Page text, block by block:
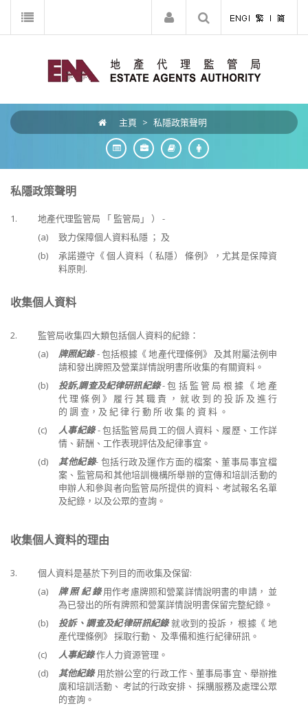
主頁 > 私隱政策聲明
私隱政策聲明
1.
地產代理監管局 「 監管局」 ） -
(a)
致力保障個人資料私隱 ； 及
(b)
承諾遵守《 個人資料（ 私隱） 條例》，尤其是保障資
料原則.
收集個人資料
2.
監管局收集四大類包括個人資料的紀錄：
(a)
牌照紀錄- 包括根據《 地產代理條例》 及其附屬法例申
請和發出牌照及營業詳情說明書所收集的有關資料。
(b)
投訴,調查及紀律研訊紀錄- 包 括 監 管 局 根 據 《 地 產
代 理 條 例 》 履 行 其 職 責 ， 就 收 到 的 投 訴 及 進 行
的 調 查，及 紀 律 行 動 所 收 集 的 資 料 。
(c)
人事紀錄- 包括監管局員工的個人資料、履歷、工作詳
情、薪酬、工作表現評估及紀律事宜。
(d)
其他紀錄- 包括行政及運作方面的檔案、董事局事宜檔
案、監管局和其他培訓機構所舉辦的宣傳和培訓活動的
申辦人和參與者向監管局所提供的資料、考試報名名單
及紀錄，以及公眾的查詢。
收集個人資料的理由
3.
個人資料是基於下列目的而收集及保留:
(a)
牌 照 紀 錄用作考慮牌照和營業詳情說明書的申請， 並
為已發出的所有牌照和營業詳情說明書保留完整紀錄。
(b)
投訴、調查及紀律研訊紀錄就收到的投訴， 根據《 地
產代理條例》 採取行動、 及準備和進行紀律研訊。
(c)
人事紀錄作人力資源管理。
(d)
其他紀錄用於辦公室的行政工作、董事局事宜、舉辦推
廣和培訓活動、 考試的行政安排、 採購服務及處理公眾
的查詢。